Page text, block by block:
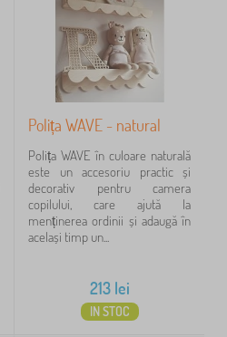
Polița WAVE - natural
Polița WAVE în culoare naturală
este un accesoriu practic și
decorativ pentru camera
copilului, care ajută la
menținerea ordinii și adaugă în
același timp un...
213lei
IN STOC